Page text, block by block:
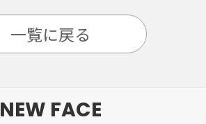
一覧に戻る
NEW FACE